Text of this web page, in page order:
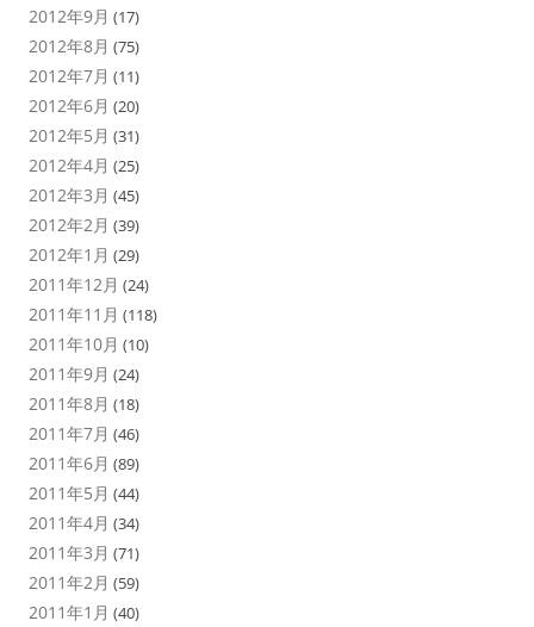
2012年9月 (17)
2012年8月 (75)
2012年7月 (11)
2012年6月 (20)
2012年5月 (31)
2012年4月 (25)
2012年3月 (45)
2012年2月 (39)
2012年1月 (29)
2011年12月 (24)
2011年11月 (118)
2011年10月 (10)
2011年9月 (24)
2011年8月 (18)
2011年7月 (46)
2011年6月 (89)
2011年5月 (44)
2011年4月 (34)
2011年3月 (71)
2011年2月 (59)
2011年1月 (40)